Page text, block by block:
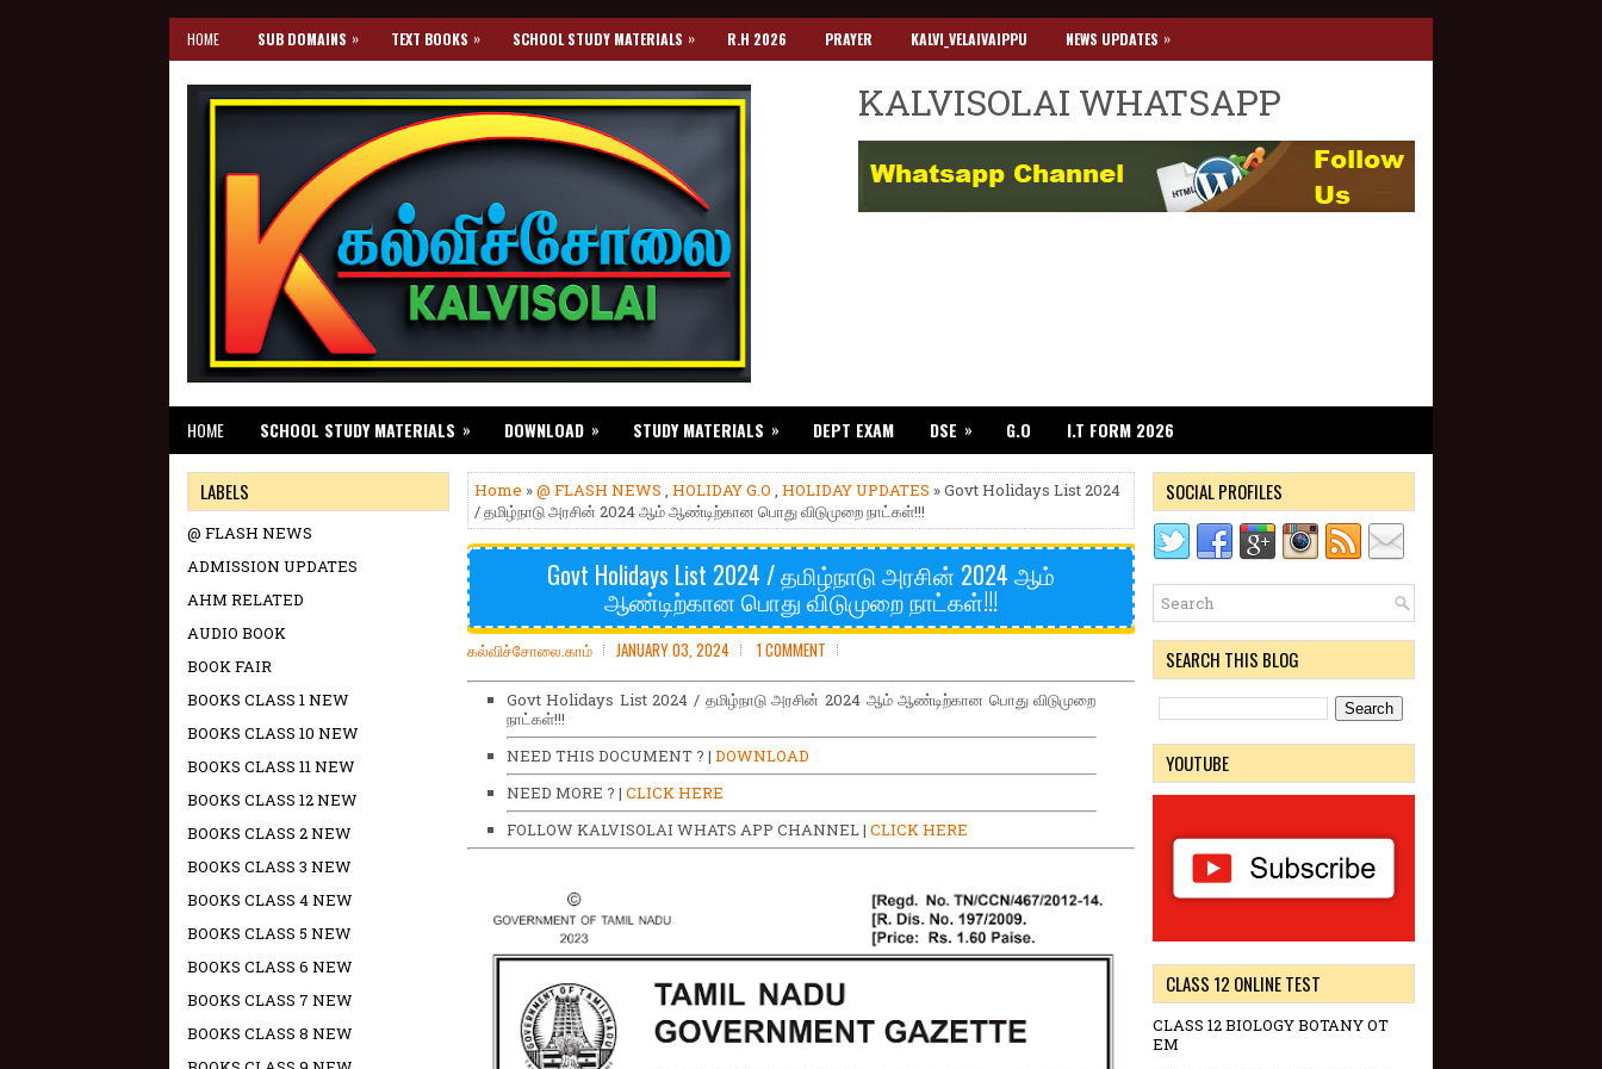
HOME SUB DOMAINS » TEXT BOOKS » SCHOOL STUDY MATERIALS » R.H 2026 PRAYER KALVI_VELAIVAIPPU NEWS UPDATES »
KALVISOLAI WHATSAPP
HOME SCHOOL STUDY MATERIALS » DOWNLOAD » STUDY MATERIALS » DEPT EXAM DSE » G.O I.T FORM 2026
Home »@ FLASH NEWS , HOLIDAY G.O , HOLIDAY UPDATES » Govt Holidays List 2024
/ தமிழ்நாடு அரசின் 2024 ஆம் ஆண்டிற்கான பொது விடுமுறை நாட்கள்!!!
Govt Holidays List 2024 / தமிழ்நாடு அரசின் 2024 ஆம்
ஆண்டிற்கான பொது விடுமுறை நாட்கள்!!!
கல்விச்சோலை.காம் JANUARY 03, 2024 1 COMMENT
Govt Holidays List 2024 / தமிழ்நாடு அரசின் 2024 ஆம் ஆண்டிற்கான பொது விடுமுறை
நாட்கள்!!!
NEED THIS DOCUMENT ? | DOWNLOAD
NEED MORE ? | CLICK HERE
FOLLOW KALVISOLAI WHATS APP CHANNEL | CLICK HERE
LABELS
@ FLASH NEWS
ADMISSION UPDATES
AHM RELATED
AUDIO BOOK
BOOK FAIR
BOOKS CLASS 1 NEW
BOOKS CLASS 10 NEW
BOOKS CLASS 11 NEW
BOOKS CLASS 12 NEW
BOOKS CLASS 2 NEW
BOOKS CLASS 3 NEW
BOOKS CLASS 4 NEW
BOOKS CLASS 5 NEW
BOOKS CLASS 6 NEW
BOOKS CLASS 7 NEW
BOOKS CLASS 8 NEW
SOCIAL PROFILES
SEARCH THIS BLOG
YOUTUBE
CLASS 12 ONLINE TEST
CLASS 12 BIOLOGY BOTANY OT
EM